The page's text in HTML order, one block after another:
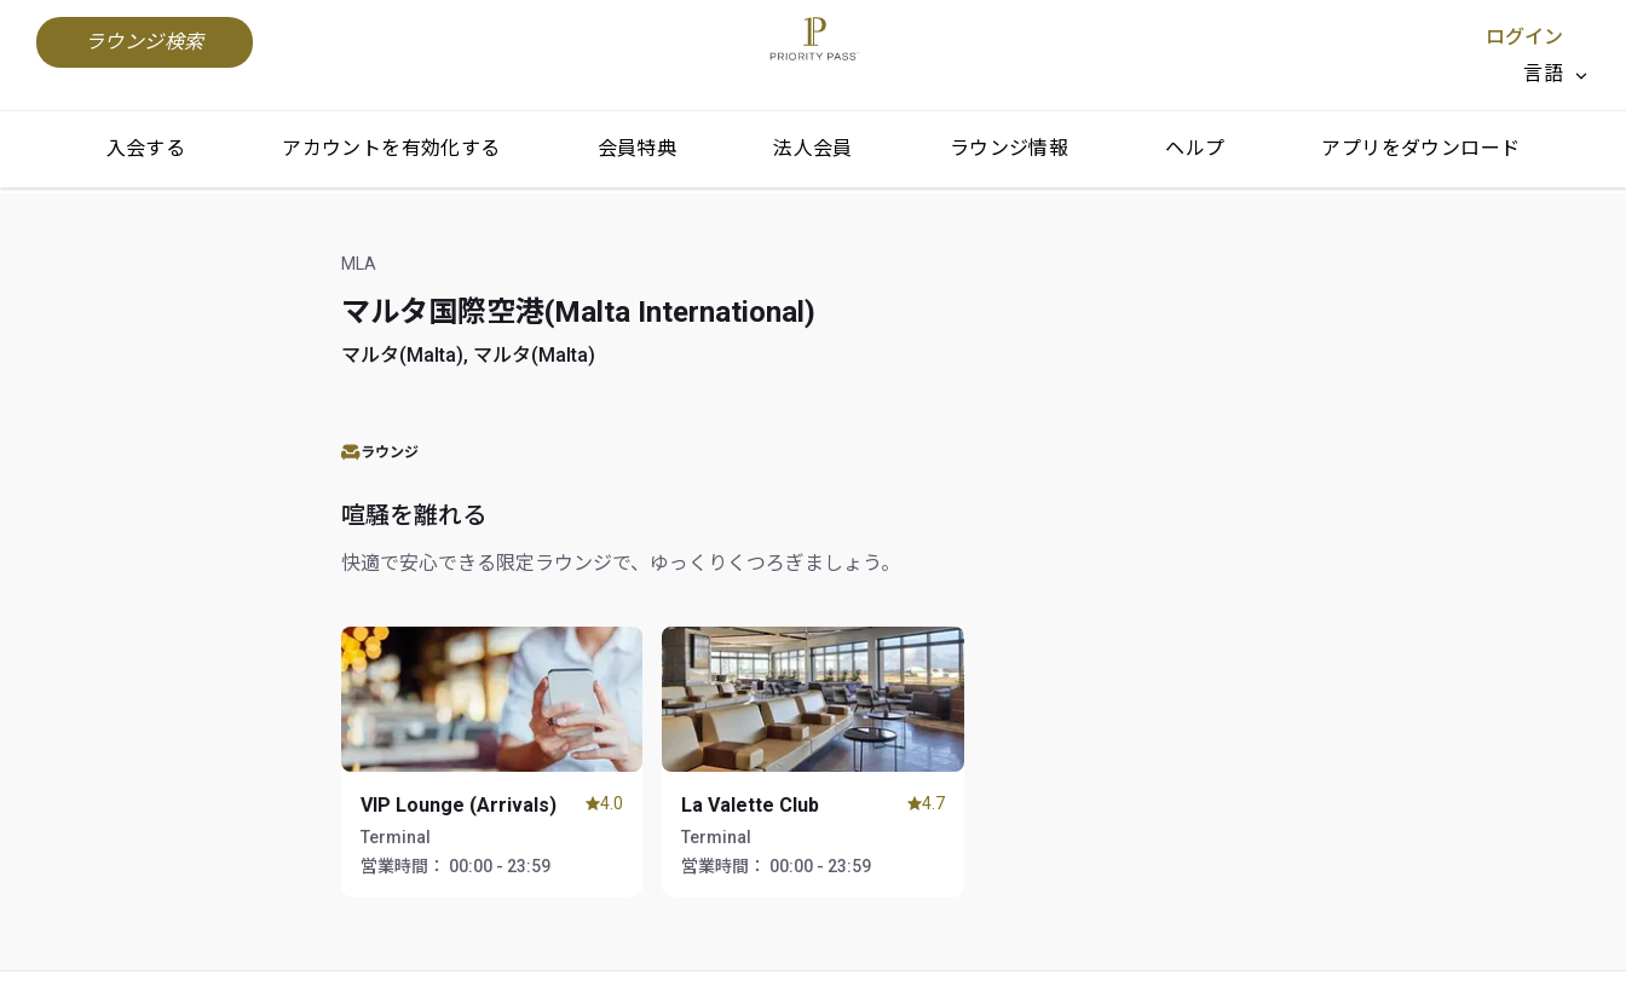
ラウンジ検索
ログイン
言語
閉じる X
入会する アカウントを有効化する 会員特典 法人会員 ラウンジ情報 ヘルプ アプリをダウンロード
MLA
マルタ国際空港(Malta International)
マルタ(Malta), マルタ(Malta)
ラウンジ
喧騒を離れる
快適で安心できる限定ラウンジで、ゆっくりくつろぎましょう。
VIP Lounge (Arrivals)
Terminal
営業時間：
00:00 - 23:59
4.0 La Valette Club
Terminal
営業時間：
00:00 - 23:59
4.7